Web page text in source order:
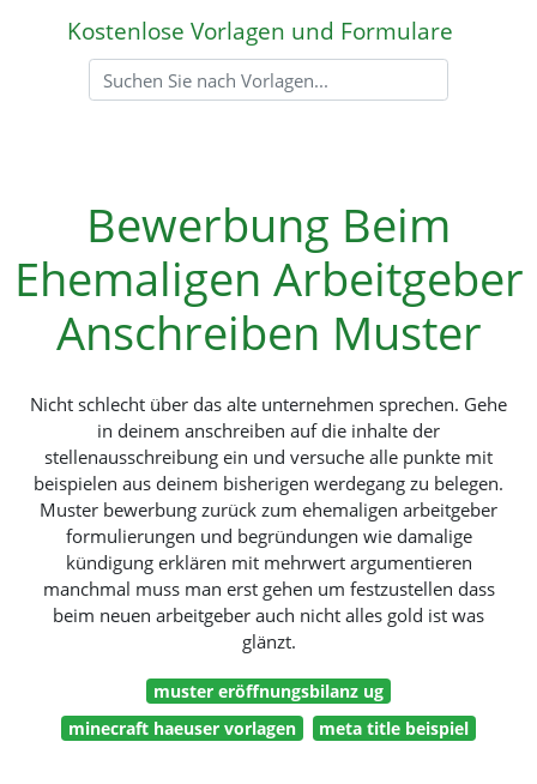
Kostenlose Vorlagen und Formulare
Bewerbung Beim
Ehemaligen Arbeitgeber
Anschreiben Muster
Nicht schlecht über das alte unternehmen sprechen. Gehe
in deinem anschreiben auf die inhalte der
stellenausschreibung ein und versuche alle punkte mit
beispielen aus deinem bisherigen werdegang zu belegen.
Muster bewerbung zurück zum ehemaligen arbeitgeber
formulierungen und begründungen wie damalige
kündigung erklären mit mehrwert argumentieren
manchmal muss man erst gehen um festzustellen dass
beim neuen arbeitgeber auch nicht alles gold ist was
glänzt.
muster eröffnungsbilanz ug
minecraft haeuser vorlagen
meta title beispiel